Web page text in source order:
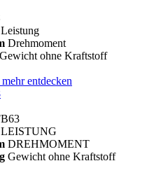
Leistung
Drehmoment
Gewicht ohne Kraftstoff
mehr entdecken
LEISTUNG
DREHMOMENT
Gewicht ohne Kraftstoff